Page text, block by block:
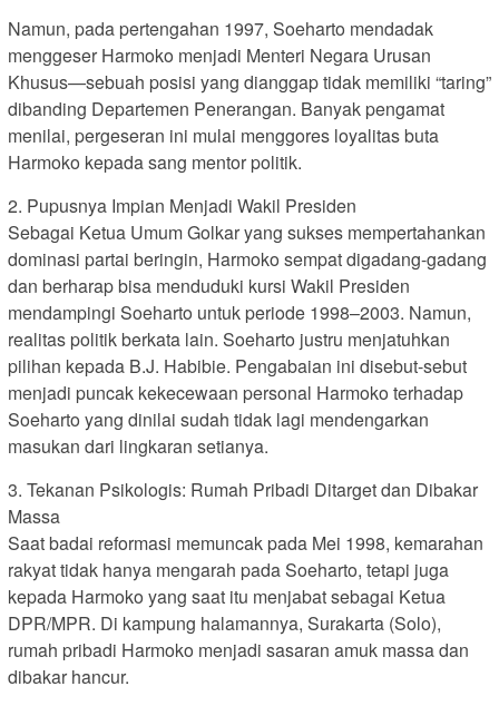
Namun, pada pertengahan 1997, Soeharto mendadak
menggeser Harmoko menjadi Menteri Negara Urusan
Khusus—sebuah posisi yang dianggap tidak memiliki “taring”
dibanding Departemen Penerangan. Banyak pengamat
menilai, pergeseran ini mulai menggores loyalitas buta
Harmoko kepada sang mentor politik.
2. Pupusnya Impian Menjadi Wakil Presiden
Sebagai Ketua Umum Golkar yang sukses mempertahankan
dominasi partai beringin, Harmoko sempat digadang-gadang
dan berharap bisa menduduki kursi Wakil Presiden
mendampingi Soeharto untuk periode 1998–2003. Namun,
realitas politik berkata lain. Soeharto justru menjatuhkan
pilihan kepada B.J. Habibie. Pengabaian ini disebut-sebut
menjadi puncak kekecewaan personal Harmoko terhadap
Soeharto yang dinilai sudah tidak lagi mendengarkan
masukan dari lingkaran setianya.
3. Tekanan Psikologis: Rumah Pribadi Ditarget dan Dibakar
Massa
Saat badai reformasi memuncak pada Mei 1998, kemarahan
rakyat tidak hanya mengarah pada Soeharto, tetapi juga
kepada Harmoko yang saat itu menjabat sebagai Ketua
DPR/MPR. Di kampung halamannya, Surakarta (Solo),
rumah pribadi Harmoko menjadi sasaran amuk massa dan
dibakar hancur.